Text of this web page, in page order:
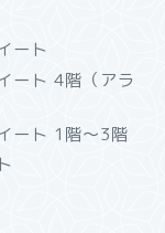
ート
ート 4階（アラ
ート 1階〜3階